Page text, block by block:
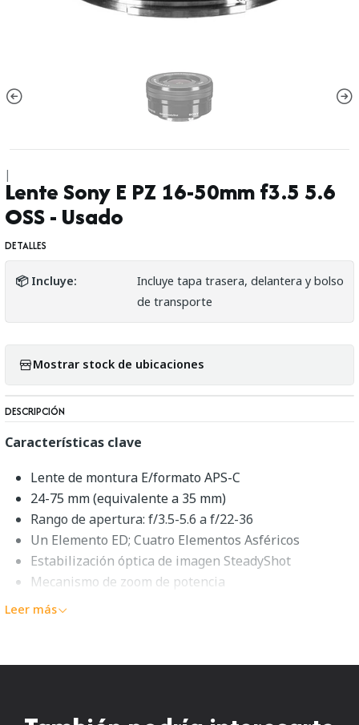
|
Lente Sony E PZ 16-50mm f3.5 5.6
OSS - Usado
DETALLES
📦 Incluye:
Incluye tapa trasera, delantera y bolso
de transporte
Mostrar stock de ubicaciones
DESCRIPCIÓN
Características clave
Lente de montura E/formato APS-C
24-75 mm (equivalente a 35 mm)
Rango de apertura: f/3.5-5.6 a f/22-36
Un Elemento ED; Cuatro Elementos Asféricos
Estabilización óptica de imagen SteadyShot
Mecanismo de zoom de potencia
Diseño retráctil; Enfoque interno
PZ 16-50mm f/3.5-5.6 OSSdeSonyofrece un versátil
Leer más